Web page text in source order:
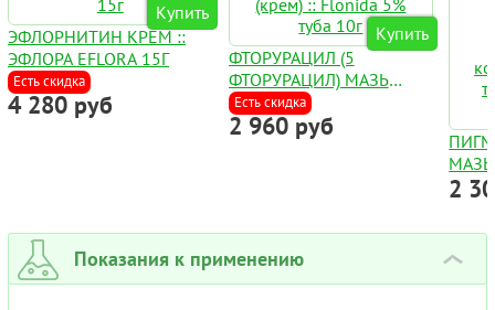
Купить
ЭФЛОРНИТИН КРЕМ ::
ЭФЛОРА EFLORA 15Г
Есть скидка
4 280 руб
Купить
ФТОРУРАЦИЛ (5
ФТОРУРАЦИЛ) МАЗЬ
(КРЕМ) :: FLONIDA 5%
ТУБА 10Г
Есть скидка
2 960 руб
2
Показания к применению ›